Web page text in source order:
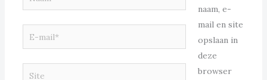
E-
mail*
Site
naam, e-
mail en site
opslaan in
deze
browser